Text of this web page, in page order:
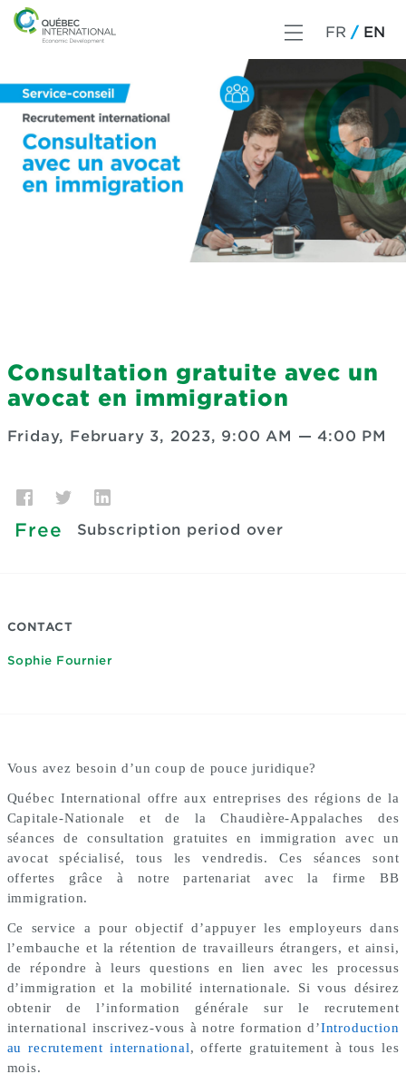
FR EN
Consultation gratuite avec un
avocat en immigration
Friday, February 3, 2023, 9:00 AM —4:00 PM
Free Subscription period over
CONTACT
Sophie Fournier
Vous avez besoin d’un coup de pouce juridique?
Québec International offre aux entreprises des régions de la
Capitale-Nationale et de la Chaudière-Appalaches des
séances de consultation gratuites en immigration avec un
avocat spécialisé, tous les vendredis. Ces séances sont
offertes grâce à notre partenariat avec la firme BB
immigration.
Ce service a pour objectif d’appuyer les employeurs dans
l’embauche et la rétention de travailleurs étrangers, et ainsi,
de répondre à leurs questions en lien avec les processus
d’immigration et la mobilité internationale. Si vous désirez
obtenir de l’information générale sur le recrutement
international inscrivez-vous à notre formation d’Introduction
au recrutement international, offerte gratuitement à tous les
mois.